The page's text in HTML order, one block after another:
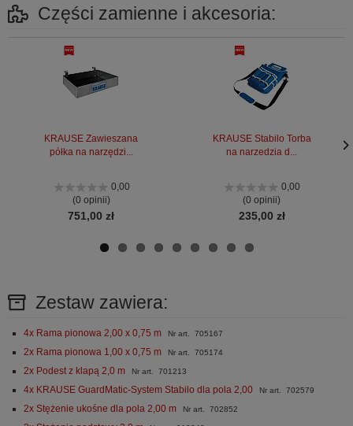
Części zamienne i akcesoria:
KRAUSE Zawieszana
półka na narzędzi...
0,00
(0 opinii)
751,00 zł
KRAUSE Stabilo Torba
na narzedzia d...
0,00
(0 opinii)
235,00 zł
Zestaw zawiera:
4x Rama pionowa 2,00 x 0,75 m Nr art. 705167
2x Rama pionowa 1,00 x 0,75 m Nr art. 705174
2x Podest z klapą 2,0 m Nr art. 701213
4x KRAUSE GuardMatic-System Stabilo dla pola 2,00 Nr art. 702579
2x Stężenie ukośne dla pola 2,00 m Nr art. 702852